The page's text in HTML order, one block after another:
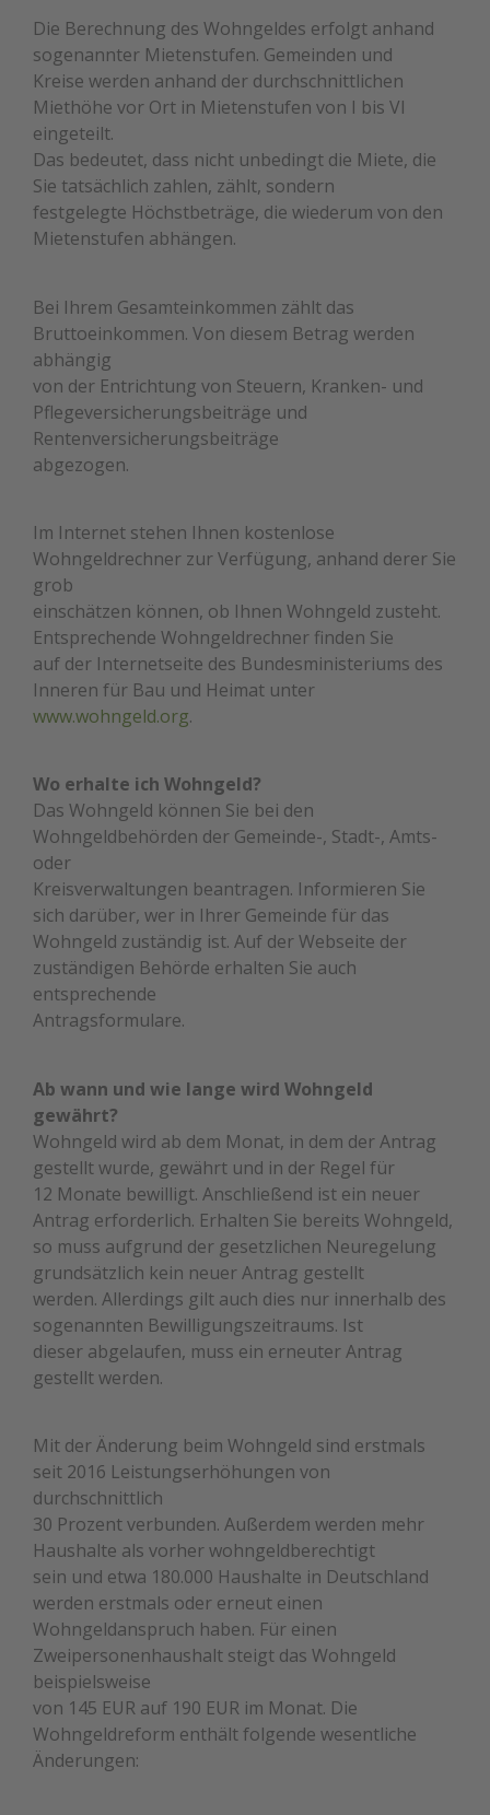
Die Berechnung des Wohngeldes erfolgt anhand
sogenannter Mietenstufen. Gemeinden und
Kreise werden anhand der durchschnittlichen
Miethöhe vor Ort in Mietenstufen von I bis VI
eingeteilt.
Das bedeutet, dass nicht unbedingt die Miete, die
Sie tatsächlich zahlen, zählt, sondern
festgelegte Höchstbeträge, die wiederum von den
Mietenstufen abhängen.
Bei Ihrem Gesamteinkommen zählt das
Bruttoeinkommen. Von diesem Betrag werden
abhängig
von der Entrichtung von Steuern, Kranken- und
Pflegeversicherungsbeiträge und
Rentenversicherungsbeiträge
abgezogen.
Im Internet stehen Ihnen kostenlose
Wohngeldrechner zur Verfügung, anhand derer Sie
grob
einschätzen können, ob Ihnen Wohngeld zusteht.
Entsprechende Wohngeldrechner finden Sie
auf der Internetseite des Bundesministeriums des
Inneren für Bau und Heimat unter
www.wohngeld.org.
Wo erhalte ich Wohngeld?
Das Wohngeld können Sie bei den
Wohngeldbehörden der Gemeinde-, Stadt-, Amts-
oder
Kreisverwaltungen beantragen. Informieren Sie
sich darüber, wer in Ihrer Gemeinde für das
Wohngeld zuständig ist. Auf der Webseite der
zuständigen Behörde erhalten Sie auch
entsprechende
Antragsformulare.
Ab wann und wie lange wird Wohngeld
gewährt?
Wohngeld wird ab dem Monat, in dem der Antrag
gestellt wurde, gewährt und in der Regel für
12 Monate bewilligt. Anschließend ist ein neuer
Antrag erforderlich. Erhalten Sie bereits Wohngeld,
so muss aufgrund der gesetzlichen Neuregelung
grundsätzlich kein neuer Antrag gestellt
werden. Allerdings gilt auch dies nur innerhalb des
sogenannten Bewilligungszeitraums. Ist
dieser abgelaufen, muss ein erneuter Antrag
gestellt werden.
Mit der Änderung beim Wohngeld sind erstmals
seit 2016 Leistungserhöhungen von
durchschnittlich
30 Prozent verbunden. Außerdem werden mehr
Haushalte als vorher wohngeldberechtigt
sein und etwa 180.000 Haushalte in Deutschland
werden erstmals oder erneut einen
Wohngeldanspruch haben. Für einen
Zweipersonenhaushalt steigt das Wohngeld
beispielsweise
von 145 EUR auf 190 EUR im Monat. Die
Wohngeldreform enthält folgende wesentliche
Änderungen: